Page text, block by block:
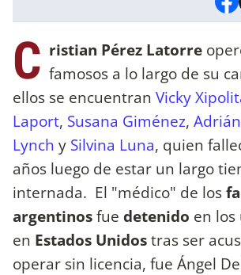
C ristian Pérez Latorre
famosos a lo largo de su
ellos se encuentran Vicky
Laport, Susana Giménez,
Lynch y Silvina Luna, quien
años luego de estar un largo
internada. El "médico" de los
argentinosfue detenido en
en Estados Unidostras ser
operar sin licencia, fue Ángel